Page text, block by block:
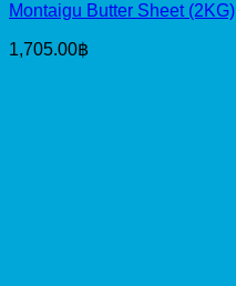
Montaigu Butter Sheet (2KG)
1,705.00฿